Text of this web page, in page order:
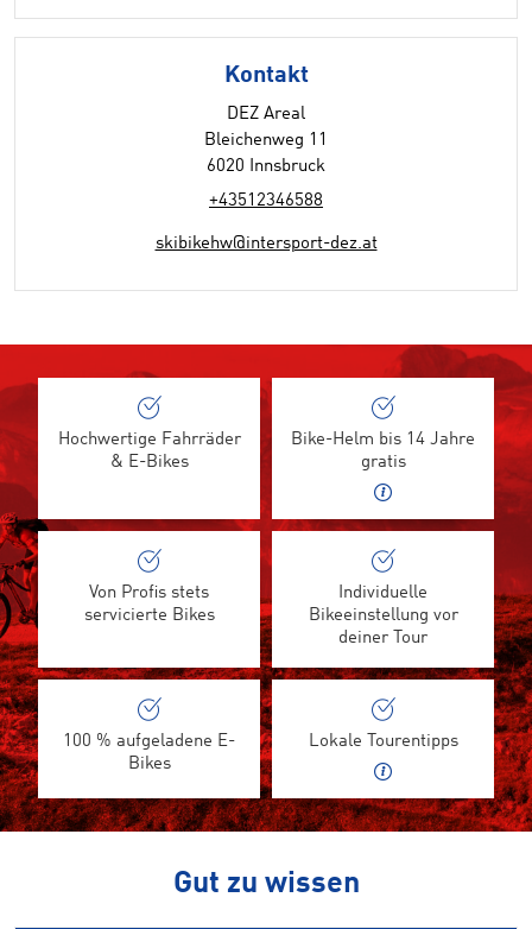
Kontakt
DEZ Areal
Bleichenweg 11
6020 Innsbruck
+43512346588
skibikehw@intersport-dez.at
Hochwertige Fahrräder
& E-Bikes
Bike-Helm bis 14 Jahre
gratis
Von Profis stets
servicierte Bikes
Individuelle
Bikeeinstellung vor
deiner Tour
100 % aufgeladene E-
Bikes
Lokale Tourentipps
Gut zu wissen